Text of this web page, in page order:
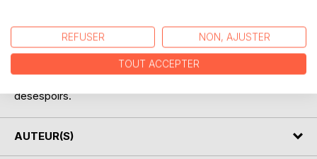
A l'hôpital où elle se rend quotidiennement, Elsa fait de
nouvelles rencontres...
Dans l'ambiance de Noël, découvrez les tribulations de
désespoirs.
AUTEUR(S)
REFUSER NON, AJUSTER
TOUT ACCEPTER